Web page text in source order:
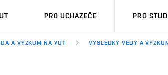
PRO UCHAZEČE PRO
A VÝZKUM NA VUT VÝSLEDKY VĚDY A